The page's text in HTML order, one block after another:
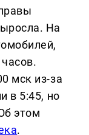
На
мск из-за
в 5:45, но
этом
.